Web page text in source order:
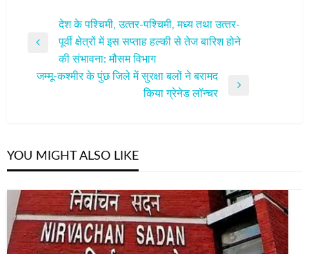
नेविगेशन
Previous
देश के पश्चिमी, उत्‍तर-पश्चिमी, मध्‍य तथा उत्‍तर-
पूर्वी क्षेत्रों में इस सप्‍ताह हल्‍की से तेज बारिश होने
की संभावना: मौसम विभाग
जम्मू-कश्मीर के पुंछ जिले में सुरक्षा बलों ने बरामद
किया ग्रेनेड लॉन्चर
YOU MIGHT ALSO LIKE